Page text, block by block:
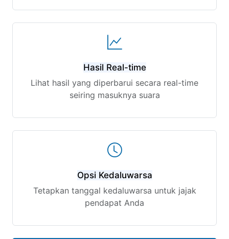
Hasil Real-time
Lihat hasil yang diperbarui secara real-time
seiring masuknya suara
Opsi Kedaluwarsa
Tetapkan tanggal kedaluwarsa untuk jajak
pendapat Anda